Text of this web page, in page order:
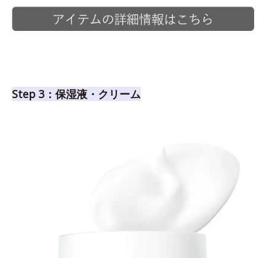
Step 3：保湿液・クリーム